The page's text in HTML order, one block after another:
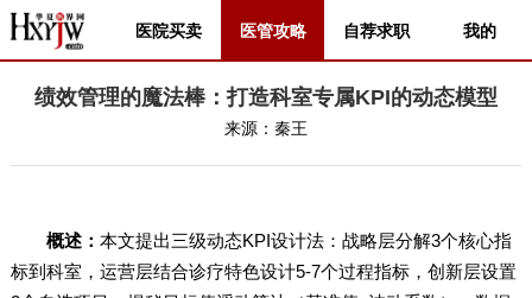
医院买卖 医管攻略 自荐求职 我的
绩效管理的魔法棒：打造科室专属KPI的动态模型
来源： 秦王
概述： 本文提出三级动态KPI设计法：战略层分解3个核心指
标到科室，运营层结合诊疗特色设计5-7个过程指标，创新层设置